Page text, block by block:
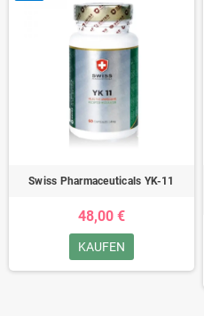
Swiss Pharmaceuticals YK-11
48,00 €
KAUFEN